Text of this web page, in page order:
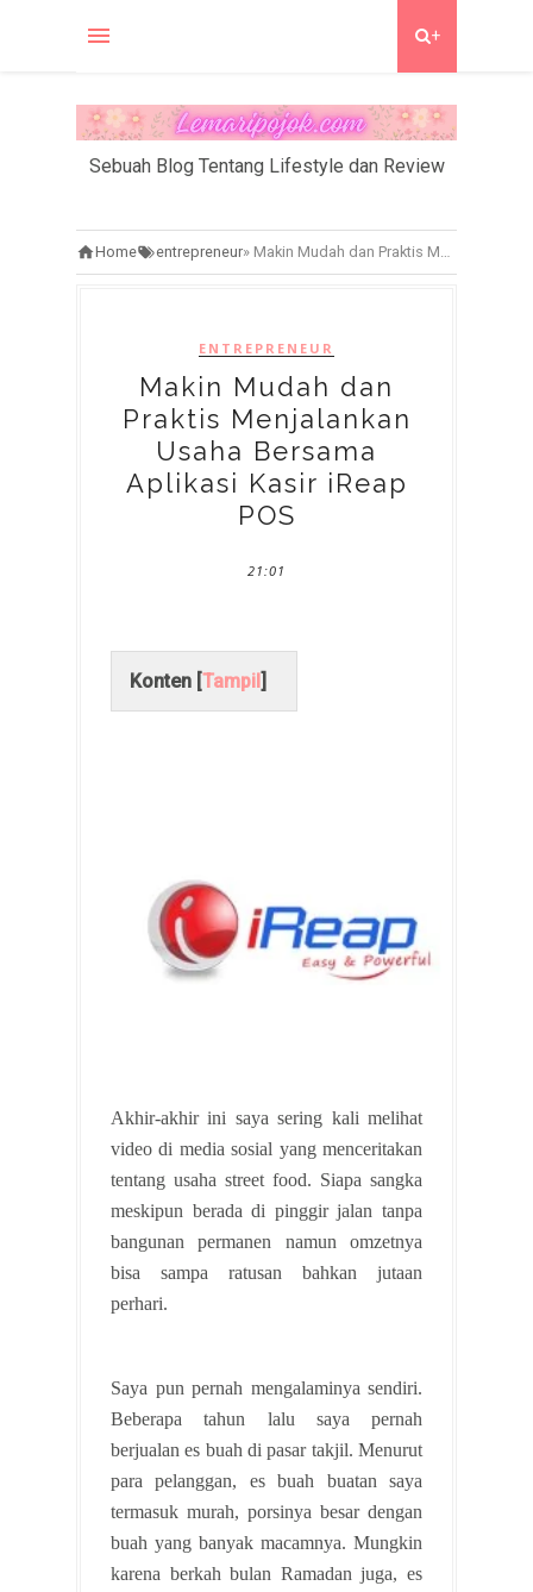
+
Sebuah Blog Tentang Lifestyle dan Review
Home entrepreneur» Makin Mudah dan Praktis Menjalankan Usaha Bersama Aplikasi Kasir iReap POS
ENTREPRENEUR
Makin Mudah dan
Praktis Menjalankan
Usaha Bersama
Aplikasi Kasir iReap
POS
21:01
Konten [Tampil]
Akhir-akhir ini saya sering kali melihat
video di media sosial yang menceritakan
tentang usaha street food. Siapa sangka
meskipun berada di pinggir jalan tanpa
bangunan permanen namun omzetnya
bisa sampa ratusan bahkan jutaan
perhari.
Saya pun pernah mengalaminya sendiri.
Beberapa tahun lalu saya pernah
berjualan es buah di pasar takjil. Menurut
para pelanggan, es buah buatan saya
termasuk murah, porsinya besar dengan
buah yang banyak macamnya. Mungkin
karena berkah bulan Ramadan juga, es